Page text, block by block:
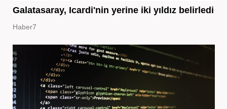
Galatasaray, Icardi'nin yerine iki yıldız belirledi
Haber7